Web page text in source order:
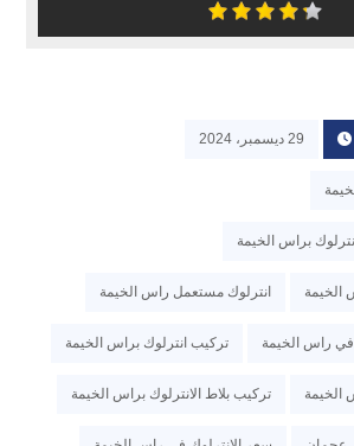
29 ديسمبر، 2024
براس الخيمة
الخيمة انترلوك مستعمل راس الخيمة
في راس الخيمة تركيب انترلوك براس الخيمة
الخيمة تركيب بلاط الانترلوك براس الخيمة